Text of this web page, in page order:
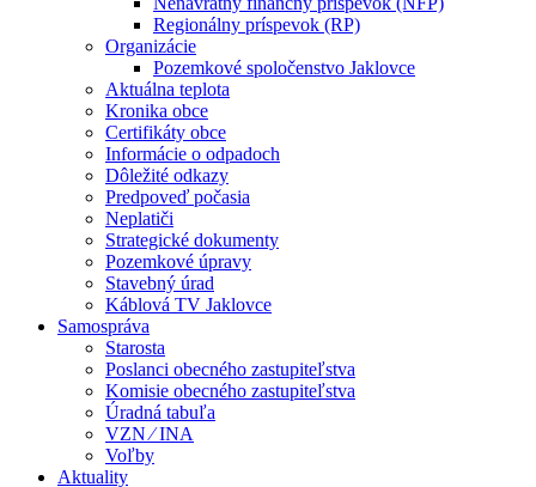
Regionálny príspevok (RP)
Organizácie
Pozemkové spoločenstvo Jaklovce
Aktuálna teplota
Kronika obce
Certifikáty obce
Informácie o odpadoch
Dôležité odkazy
Predpoveď počasia
Neplatiči
Strategické dokumenty
Pozemkové úpravy
Stavebný úrad
Káblová TV Jaklovce
Samospráva
Starosta
Poslanci obecného zastupiteľstva
Komisie obecného zastupiteľstva
Úradná tabuľa
VZN ⁄ INA
Voľby
Aktuality